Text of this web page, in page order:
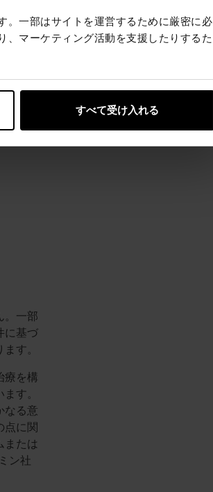
。一部はサイトを運営するために厳密に必
、マーケティング活動を支援したりするた
すべて受け入れる
。一部
に基づ
す。
療を構
す。
なる意
点に関
または
ン社